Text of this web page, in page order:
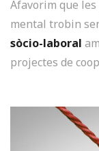
Afavorim que
mental trobin
sòcio-laboral
projectes de